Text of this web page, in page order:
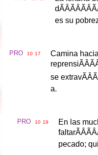
d
es su
PRO 10 17 Camina hacia
reprensi
se extrav
a.
PRO 10 19 En las
faltar
pecado;